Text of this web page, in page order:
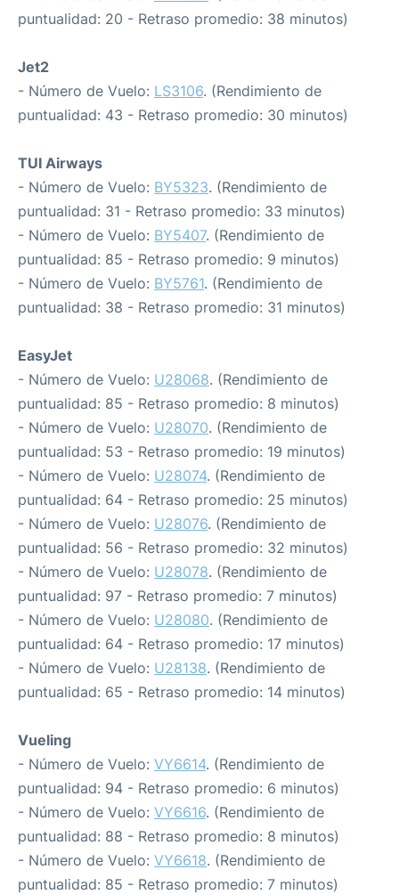
puntualidad: 20 - Retraso promedio: 38 minutos)
Jet2
- Número de Vuelo: LS3106. (Rendimiento de
puntualidad: 43 - Retraso promedio: 30 minutos)
TUI Airways
- Número de Vuelo: BY5323. (Rendimiento de
puntualidad: 31 - Retraso promedio: 33 minutos)
- Número de Vuelo: BY5407. (Rendimiento de
puntualidad: 85 - Retraso promedio: 9 minutos)
- Número de Vuelo: BY5761. (Rendimiento de
puntualidad: 38 - Retraso promedio: 31 minutos)
EasyJet
- Número de Vuelo: U28068. (Rendimiento de
puntualidad: 85 - Retraso promedio: 8 minutos)
- Número de Vuelo: U28070. (Rendimiento de
puntualidad: 53 - Retraso promedio: 19 minutos)
- Número de Vuelo: U28074. (Rendimiento de
puntualidad: 64 - Retraso promedio: 25 minutos)
- Número de Vuelo: U28076. (Rendimiento de
puntualidad: 56 - Retraso promedio: 32 minutos)
- Número de Vuelo: U28078. (Rendimiento de
puntualidad: 97 - Retraso promedio: 7 minutos)
- Número de Vuelo: U28080. (Rendimiento de
puntualidad: 64 - Retraso promedio: 17 minutos)
- Número de Vuelo: U28138. (Rendimiento de
puntualidad: 65 - Retraso promedio: 14 minutos)
Vueling
- Número de Vuelo: VY6614. (Rendimiento de
puntualidad: 94 - Retraso promedio: 6 minutos)
- Número de Vuelo: VY6616. (Rendimiento de
puntualidad: 88 - Retraso promedio: 8 minutos)
- Número de Vuelo: VY6618. (Rendimiento de
puntualidad: 85 - Retraso promedio: 7 minutos)